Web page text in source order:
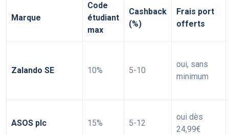
Marque
Code
étudiant
max
Cashback
(%)
Frais port
offerts
Zalando SE 10% 5-10
oui, sans
minimum
ASOS plc 15% 5-12
oui dès
24,99€